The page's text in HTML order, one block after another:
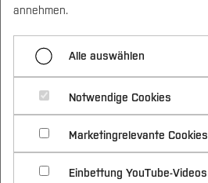
Studium
Studienangebote
Bachelorstudiengänge
Masterstudiengänge
Vor dem Studium
Bewerben & Einschreiben
Bewerbungsportal
Im Studium
Studienbüros und
Nach dem Studium
Forschung &
Profil
Forschungs- und
Schwerpunkte (FuT)
Beratung & Förderung
Nachhaltigkeit
Nachhaltigkeit
International
Direkt zu moodle.hs-
Moodle
ist die zentrale E-
Hochschule Bochum. Der
erfolgt über ihrenBenutzer-
Hochschule.
Bei der erstmaligen
annehmen.
Alle auswählen
Notwendige Cookies
Marketingrelevante Cookies
Einbettung YouTube-Videos